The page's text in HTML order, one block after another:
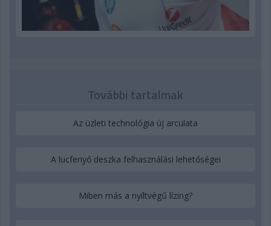
További tartalmak
Az üzleti technológia új arculata
A lucfenyő deszka felhasználási lehetőségei
Miben más a nyíltvégű lízing?